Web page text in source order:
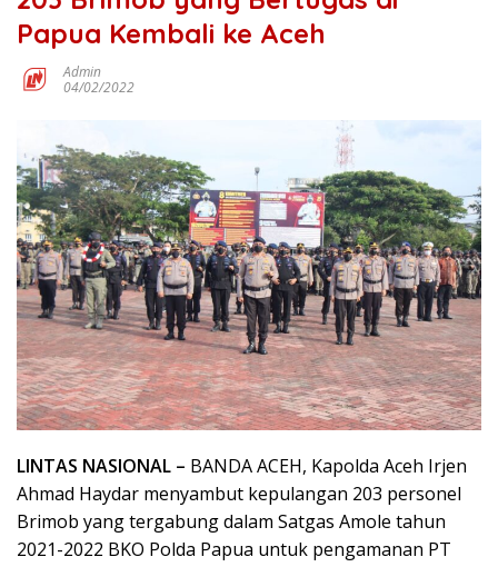
Papua Kembali ke Aceh
Admin
04/02/2022
LINTAS NASIONAL – BANDA ACEH, Kapolda Aceh Irjen
Ahmad Haydar menyambut kepulangan 203 personel
Brimob yang tergabung dalam Satgas Amole tahun
2021-2022 BKO Polda Papua untuk pengamanan PT